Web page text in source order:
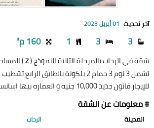
آخر تحديث 01 أبريل 2023
3
3
1 160 م²
شقة في الرحاب بالمرحلة الثانية النموذج (Z) المساحة
تشمل 3 نوم 3 حمام 2 بلكونة بالطابق
للإيجار قانون جديد 10,000 جنيه و العماره بيها اسانسير
# معلومات عن الشقة
المدينة الرحاب